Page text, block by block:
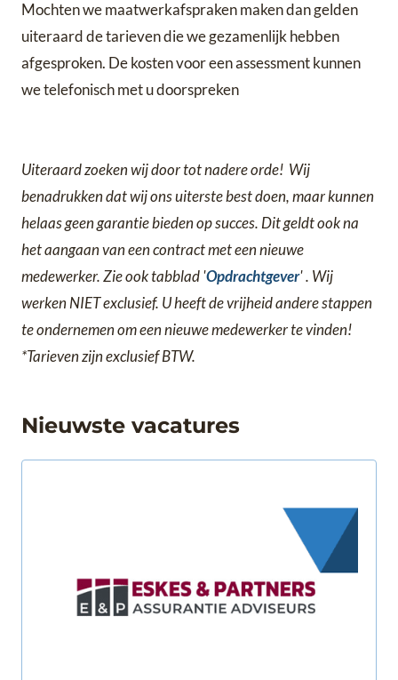
Mochten we maatwerkafspraken maken dan gelden
uiteraard de tarieven die we gezamenlijk hebben
afgesproken. De kosten voor een assessment kunnen
we telefonisch met u doorspreken
Uiteraard zoeken wij door tot nadere orde! Wij
benadrukken dat wij ons uiterste best doen, maar kunnen
helaas geen garantie bieden op succes. Dit geldt ook na
het aangaan van een contract met een nieuwe
medewerker. Zie ook tabblad 'Opdrachtgever' . Wij
werken NIET exclusief. U heeft de vrijheid andere stappen
te ondernemen om een nieuwe medewerker te vinden!
*Tarieven zijn exclusief BTW.
Nieuwste vacatures